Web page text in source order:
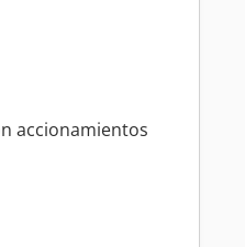
accionamientos